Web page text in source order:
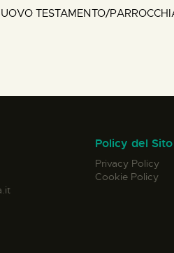
TESTAMENTO/
Policy del Sito
Privacy Policy
Cookie Policy